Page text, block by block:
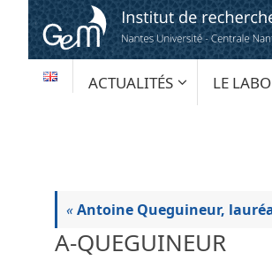
Passer
contenu
PASSER
AU
ACTUALITÉS LE
«Antoine Queguineur,
A-QUEGUINEUR